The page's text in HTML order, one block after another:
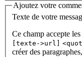
Ajoutez votre
Texte de votre
Ce champ accepte
[texte->url]
créer des